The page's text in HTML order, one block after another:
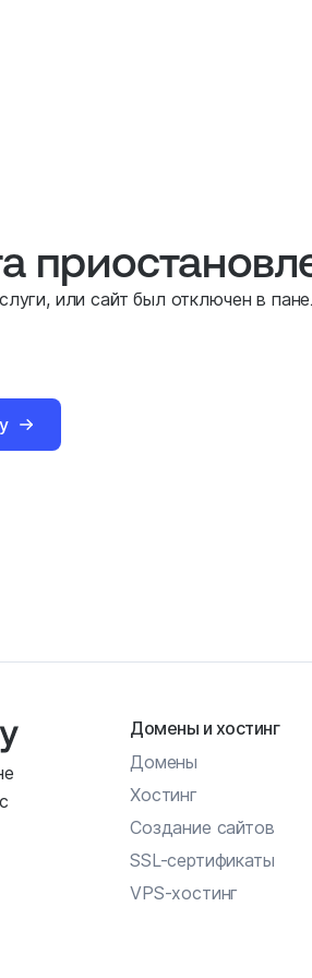
или сайт был отключен в
Домены и хостинг
Домены
Хостинг
Создание сайтов
SSL-сертификаты
VPS-хостинг